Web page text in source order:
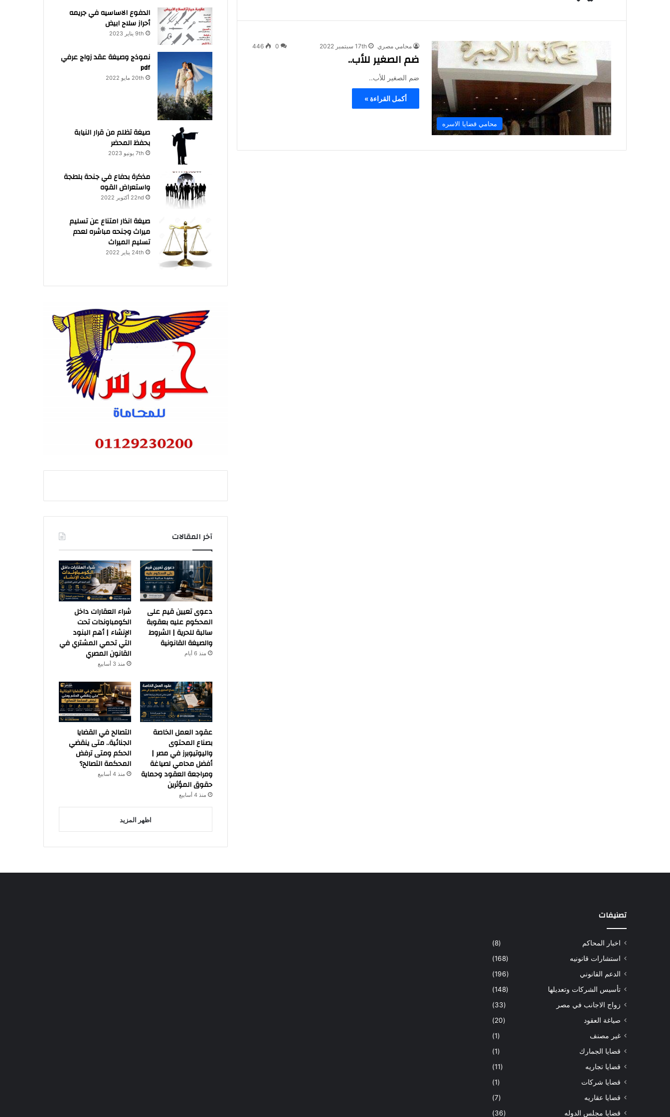
محامي قضايا الاسره
محامي مصري 17th سبتمبر 2022 0
446
ضم الصغير للأب..
ضم الصغير للأب..
أكمل القراءة »
الدفوع الاساسيه في جريمه
أحراز سلاح ابيض
9th يناير 2023
نموذج وصيغة عقد زواج عرفي
pdf
20th مايو 2022
صيغة تظلم من قرار النيابة
بحفظ المحضر
7th يونيو 2023
مذكرة بدفاع في جنحة بلطجة
واستعراض القوه
22nd أكتوبر 2022
صيغة انذار امتناع عن تسليم
ميراث وجنحه مباشره لعدم
تسليم الميراث
24th يناير 2022
آخر المقالات
دعوى تعيين قيم على
المحكوم عليه بعقوبة
سالبة للحرية | الشروط
والصيغة القانونية
منذ 6 أيام
شراء العقارات داخل
الكومباوندات تحت
الإنشاء | أهم البنود
التي تحمي المشتري في
القانون المصري
منذ 3 أسابيع
عقود العمل الخاصة
بصناع المحتوى
واليوتيوبرز في مصر |
أفضل محامي لصياغة
ومراجعة العقود وحماية
حقوق المؤثرين
منذ 4 أسابيع
التصالح في القضايا
الجنائية.. متى ينقضي
الحكم ومتى ترفض
المحكمة التصالح؟
منذ 4 أسابيع
اظهر المزيد
تصنيفات
اخبار المحاكم
(8)
استشارات قانونيه
(168)
الدعم القانوني
(196)
تأسيس الشركات وتعديلها
(148)
زواج الاجانب في مصر
(33)
صياغة العقود
(20)
غير مصنف
(1)
قضايا الجمارك
(1)
قضايا تجاريه
(11)
قضايا شركات
(1)
قضايا عقاريه
(7)
قضايا مجلس الدوله
(36)